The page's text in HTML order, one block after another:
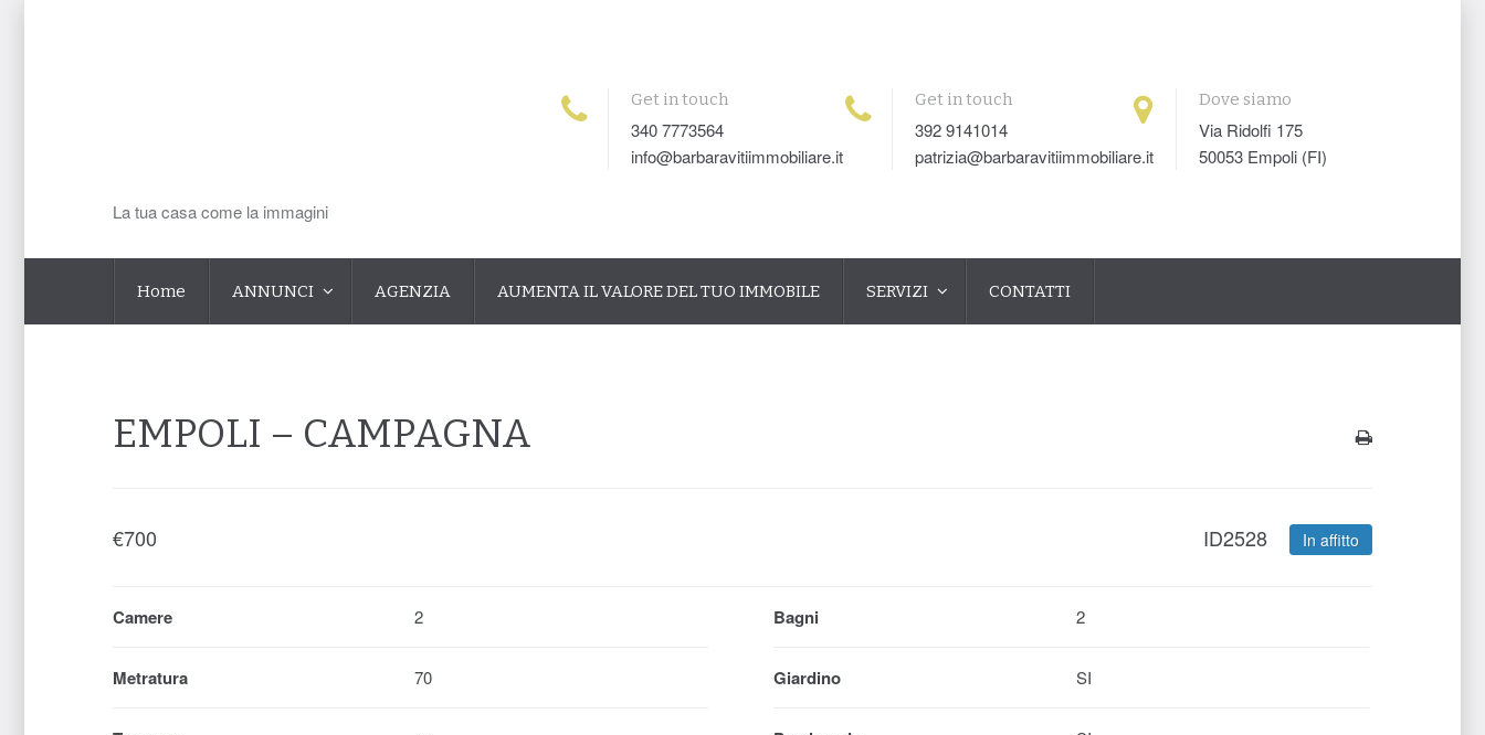
La tua casa come la immagini
Get in touch
340 7773564
info@barbaravitiimmobiliare.it
Get in touch
392 9141014
patrizia@barbaravitiimmobiliare.it
Dove siamo
Via Ridolfi 175
50053 Empoli (FI)
Home ANNUNCI AGENZIA AUMENTA IL VALORE DEL TUO IMMOBILE SERVIZI CONTATTI
EMPOLI – CAMPAGNA
€700 ID2528 In affitto
Camere 2 Bagni 2
Metratura 70 Giardino SI